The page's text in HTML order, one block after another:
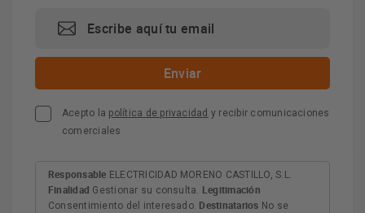
Acepto la política de privacidad y recibir comunicaciones
comerciales
Responsable ELECTRICIDAD MORENO CASTILLO, S.L.
Finalidad Gestionar su consulta. Legitimación
Consentimiento del interesado. Destinatarios No se